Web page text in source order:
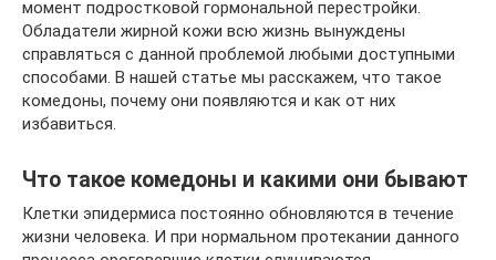
момент подростковой гормональной перестройки.
Обладатели жирной кожи всю жизнь вынуждены
справляться с данной проблемой любыми доступными
способами. В нашей статье мы расскажем, что такое
комедоны, почему они появляются и как от них
избавиться.
Что такое комедоны и какими они бывают
Клетки эпидермиса постоянно обновляются в течение
жизни человека. И при нормальном протекании данного